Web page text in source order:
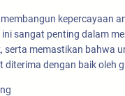
kepercayaan
ini sangat penting dalam
serta memastikan bahwa
diterima dengan baik oleh